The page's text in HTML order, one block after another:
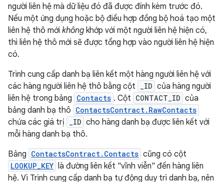
người liên hệ mà dữ liệu đó đã được đính kèm trước đó.
Nếu một ứng dụng hoặc bộ điều hợp đồng bộ hoá tạo một
liên hệ thô mới không khớp với một người liên hệ hiện có,
thì liên hệ thô mới sẽ được tổng hợp vào người liên hệ hiện
có.
Trình cung cấp danh bạ liên kết một hàng người liên hệ với
các hàng người liên hệ thô bằng cột
_ID của hàng người
liên hệ trong bảng Contacts . Cột CONTACT_ID của
bảng danh bạ thô ContactsContract.RawContacts
chứa các giá trị _ID cho hàng danh bạ được liên kết với
mỗi hàng danh bạ thô.
Bảng ContactsContract.Contacts cũng có cột
LOOKUP_KEY là đường liên kết "vĩnh viễn" đến hàng liên
hệ. Vì Trình cung cấp danh bạ tự động duy trì danh bạ, nên